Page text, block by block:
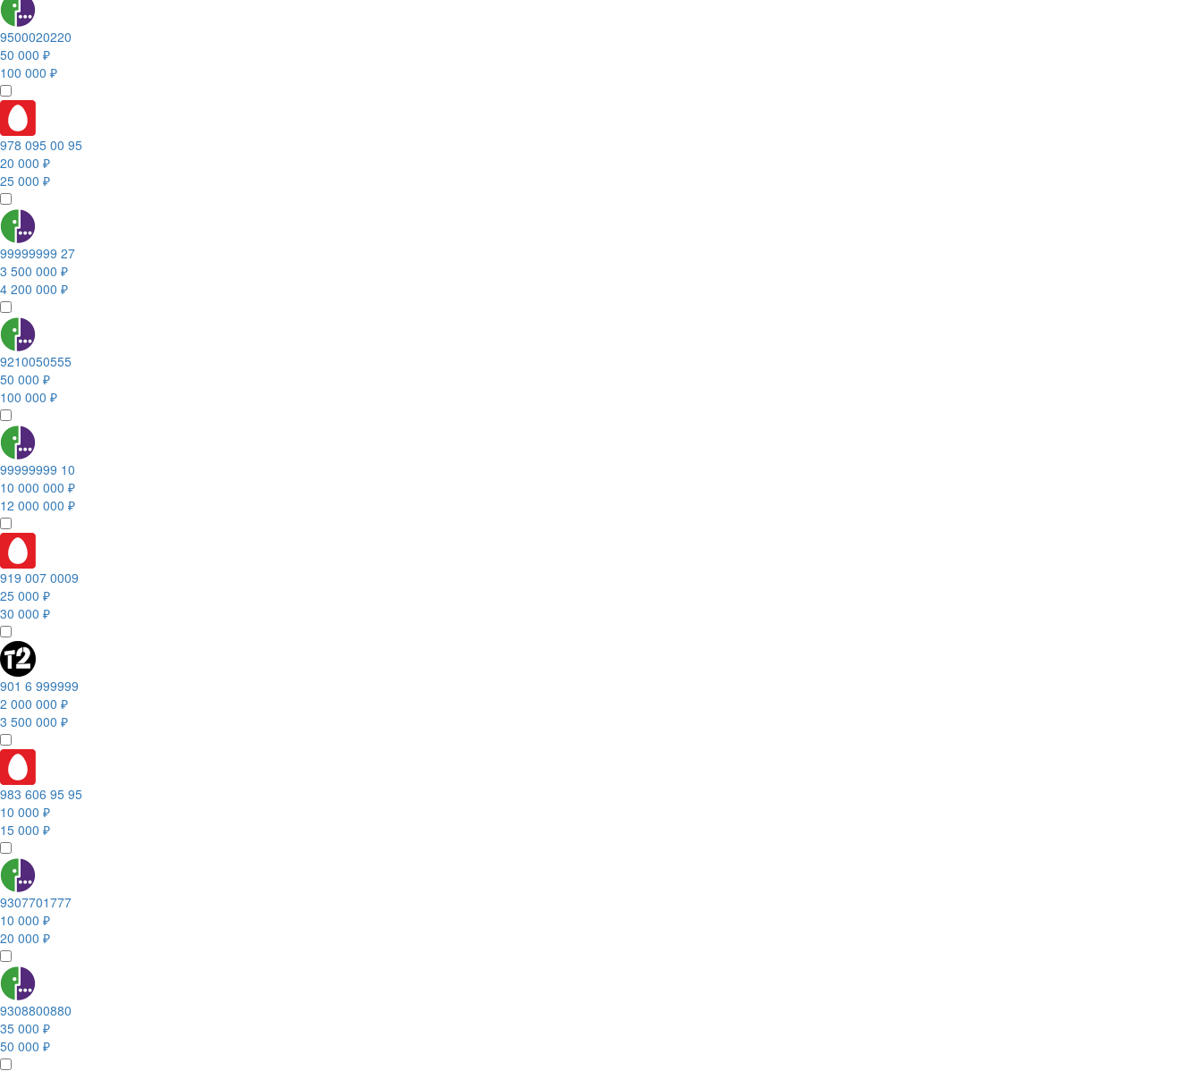
9500020220
50 000 ₽
100 000 ₽
978 095 00 95
20 000 ₽
25 000 ₽
99999999 27
3 500 000 ₽
4 200 000 ₽
9210050555
50 000 ₽
100 000 ₽
99999999 10
10 000 000 ₽
12 000 000 ₽
919 007 0009
25 000 ₽
30 000 ₽
901 6 999999
2 000 000 ₽
3 500 000 ₽
983 606 95 95
10 000 ₽
15 000 ₽
9307701777
10 000 ₽
20 000 ₽
9308800880
35 000 ₽
50 000 ₽